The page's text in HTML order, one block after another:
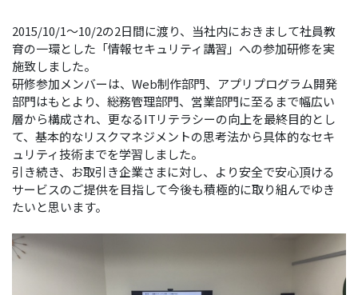
2015/10/1〜10/2の2日間に渡り、当社内におきまして社員教
育の一環とした「情報セキュリティ講習」への参加研修を実
施致しました。
研修参加メンバーは、Web制作部門、アプリプログラム開発
部門はもとより、総務管理部門、営業部門に至るまで幅広い
層から構成され、更なるITリテラシーの向上を最終目的とし
て、基本的なリスクマネジメントの思考法から具体的なセキ
ュリティ技術までを学習しました。
引き続き、お取引き企業さまに対し、より安全で安心頂ける
サービスのご提供を目指して今後も積極的に取り組んでゆき
たいと思います。